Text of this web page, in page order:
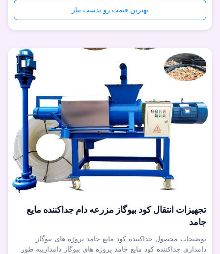
جامد و آبگیری فاضلاب آلی با غلظت بالا مانند شراب، بقایای دارو،
فاضلاب کشتارگاه و کود حیوانی در پروژه های بیوگاز برای خوک،
بهترین قیمت رو بدست بیار
تجهیزات انتقال کود بیوگاز مزرعه دام جداکننده مایع
جامد
توضیحات محصول جداکننده کود مایع جامد پروژه های بیوگاز
دامداری جداکننده کود مایع جامد پروژه های بیوگاز دامداریبه طور